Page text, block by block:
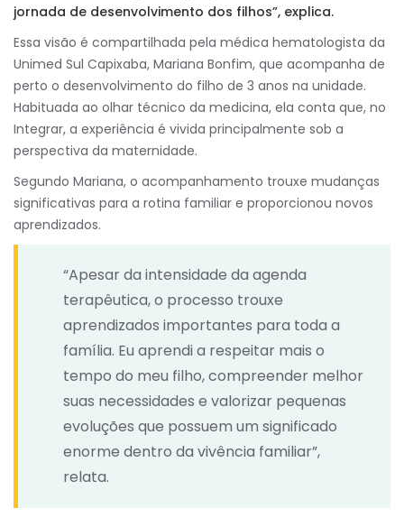
jornada de desenvolvimento dos filhos”, explica.
Essa visão é compartilhada pela médica hematologista da
Unimed Sul Capixaba, Mariana Bonfim, que acompanha de
perto o desenvolvimento do filho de 3 anos na unidade.
Habituada ao olhar técnico da medicina, ela conta que, no
Integrar, a experiência é vivida principalmente sob a
perspectiva da maternidade.
Segundo Mariana, o acompanhamento trouxe mudanças
significativas para a rotina familiar e proporcionou novos
aprendizados.
“Apesar da intensidade da agenda
terapêutica, o processo trouxe
aprendizados importantes para toda a
família. Eu aprendi a respeitar mais o
tempo do meu filho, compreender melhor
suas necessidades e valorizar pequenas
evoluções que possuem um significado
enorme dentro da vivência familiar”,
relata.